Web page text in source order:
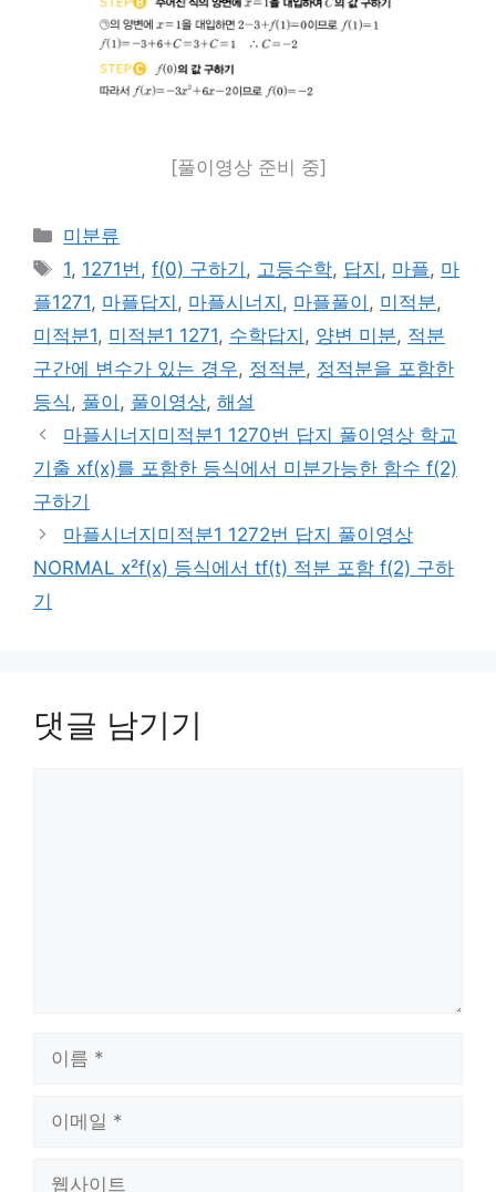
[풀이영상 준비 중]
카
테
고
리
미분류
태
그
1, 1271번 ,f(0) 구하기 , 고등수학, 답지 , 마플, 마
플1271, 마플답지 , 마플시너지 , 마플풀이 , 미적분,
미적분1, 미적분1 1271, 수학답지 , 양변 미분, 적분
구간에 변수가 있는 경우, 정적분, 정적분을 포함한
등식 , 풀이 , 풀이영상, 해설
마플시너지미적분1 1270번 답지 풀이영상 학교
기출 xf(x)를 포함한 등식에서 미분가능한 함수 f(2)
구하기
마플시너지미적분1 1272번 답지 풀이영상
NORMAL x²f(x) 등식에서 tf(t) 적분 포함 f(2) 구하
기
댓글 남기기